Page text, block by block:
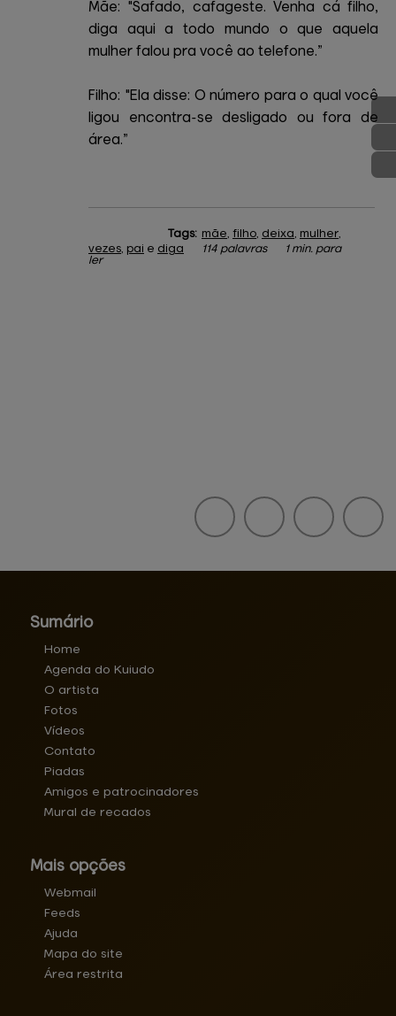
Mãe: "Safado, cafageste. Venha cá filho,
diga aqui a todo mundo o que aquela
mulher falou pra você ao telefone.”
Filho: "Ela disse: O número para o qual você
ligou encontra-se desligado ou fora de
área.”
Tags: mãe, filho, deixa, mulher,
vezes, pai e diga 114 palavras
1 min. para
ler
Sumário
Home
Agenda do Kuiudo
O artista
Fotos
Vídeos
Contato
Piadas
Amigos e patrocinadores
Mural de recados
Mais opções
Webmail
Feeds
Ajuda
Mapa do site
Área restrita